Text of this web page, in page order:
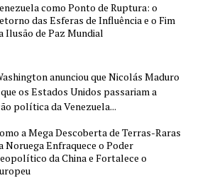
como Ponto de Ruptura: o
das Esferas de Influência e o Fim
Ilusão de Paz Mundial
anunciou que Nicolás Maduro
os Estados Unidos passariam a
política da Venezuela...
a Mega Descoberta de Terras-Raras
Noruega Enfraquece o Poder
da China e Fortalece o